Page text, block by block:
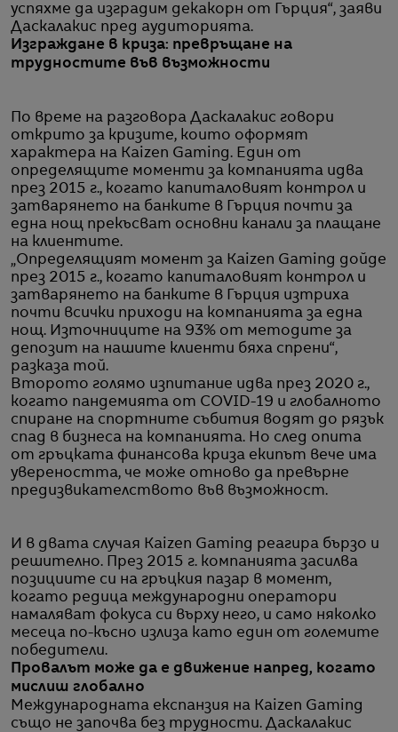
успяхме да изградим декакорн от Гърция“, заяви
Даскалакис пред аудиторията.
Изграждане в криза: превръщане на
трудностите във възможности
По време на разговора Даскалакис говори
открито за кризите, които оформят
характера на Kaizen Gaming. Един от
определящите моменти за компанията идва
през 2015 г., когато капиталовият контрол и
затварянето на банките в Гърция почти за
една нощ прекъсват основни канали за плащане
на клиентите.
„Определящият момент за Kaizen Gaming дойде
през 2015 г., когато капиталовият контрол и
затварянето на банките в Гърция изтриха
почти всички приходи на компанията за една
нощ. Източниците на 93% от методите за
депозит на нашите клиенти бяха спрени“,
разказа той.
Второто голямо изпитание идва през 2020 г.,
когато пандемията от COVID-19 и глобалното
спиране на спортните събития водят до рязък
спад в бизнеса на компанията. Но след опита
от гръцката финансова криза екипът вече има
увереността, че може отново да превърне
предизвикателството във възможност.
И в двата случая Kaizen Gaming реагира бързо и
решително. През 2015 г. компанията засилва
позициите си на гръцкия пазар в момент,
когато редица международни оператори
намаляват фокуса си върху него, и само няколко
месеца по-късно излиза като един от големите
победители.
Провалът може да е движение напред, когато
мислиш глобално
Международната експанзия на Kaizen Gaming
също не започва без трудности. Даскалакис